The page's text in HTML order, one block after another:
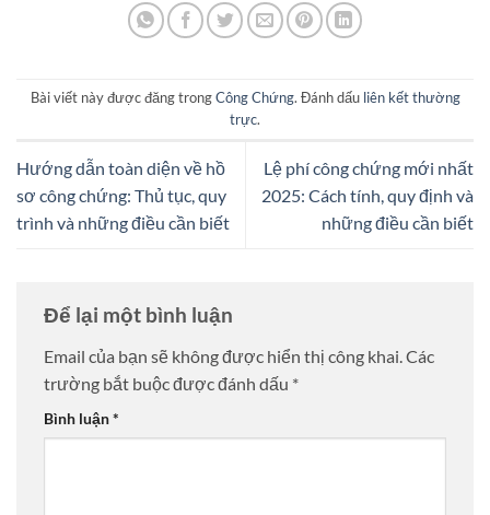
Bài viết này được đăng trongCông Chứng. Đánh dấu liên kết thường
trực.
Hướng dẫn toàn diện về hồ
sơ công chứng: Thủ tục, quy
trình và những điều cần biết
Lệ phí công chứng mới nhất
2025: Cách tính, quy định và
những điều cần biết
Để lại một bình luận
Email của bạn sẽ không được hiển thị công khai.Các
trường bắt buộc được đánh dấu *
Bình luận*